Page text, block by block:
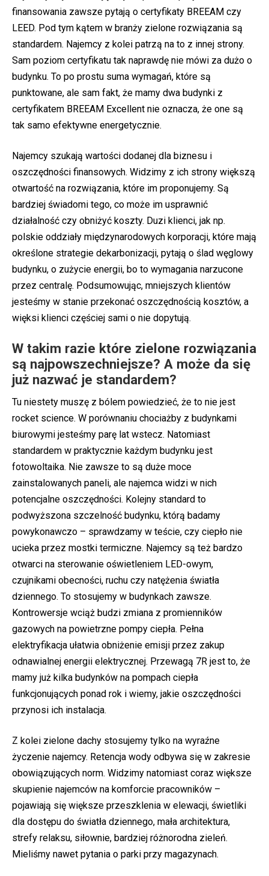
finansowania zawsze pytają o certyfikaty BREEAM czy
LEED. Pod tym kątem w branży zielone rozwiązania są
standardem. Najemcy z kolei patrzą na to z innej strony.
Sam poziom certyfikatu tak naprawdę nie mówi za dużo o
budynku. To po prostu suma wymagań, które są
punktowane, ale sam fakt, że mamy dwa budynki z
certyfikatem BREEAM Excellent nie oznacza, że one są
tak samo efektywne energetycznie.
Najemcy szukają wartości dodanej dla biznesu i
oszczędności finansowych. Widzimy z ich strony większą
otwartość na rozwiązania, które im proponujemy. Są
bardziej świadomi tego, co może im usprawnić
działalność czy obniżyć koszty. Duzi klienci, jak np.
polskie oddziały międzynarodowych korporacji, które mają
określone strategie dekarbonizacji, pytają o ślad węglowy
budynku, o zużycie energii, bo to wymagania narzucone
przez centralę. Podsumowując, mniejszych klientów
jesteśmy w stanie przekonać oszczędnością kosztów, a
więksi klienci częściej sami o nie dopytują.
W takim razie które zielone rozwiązania
są najpowszechniejsze? A może da się
już nazwać je standardem?
Tu niestety muszę z bólem powiedzieć, że to nie jest
rocket science. W porównaniu chociażby z budynkami
biurowymi jesteśmy parę lat wstecz. Natomiast
standardem w praktycznie każdym budynku jest
fotowoltaika. Nie zawsze to są duże moce
zainstalowanych paneli, ale najemca widzi w nich
potencjalne oszczędności. Kolejny standard to
podwyższona szczelność budynku, którą badamy
powykonawczo – sprawdzamy w teście, czy ciepło nie
ucieka przez mostki termiczne. Najemcy są też bardzo
otwarci na sterowanie oświetleniem LED-owym,
czujnikami obecności, ruchu czy natężenia światła
dziennego. To stosujemy w budynkach zawsze.
Kontrowersje wciąż budzi zmiana z promienników
gazowych na powietrzne pompy ciepła. Pełna
elektryfikacja ułatwia obniżenie emisji przez zakup
odnawialnej energii elektrycznej. Przewagą 7R jest to, że
mamy już kilka budynków na pompach ciepła
funkcjonujących ponad rok i wiemy, jakie oszczędności
przynosi ich instalacja.
Z kolei zielone dachy stosujemy tylko na wyraźne
życzenie najemcy. Retencja wody odbywa się w zakresie
obowiązujących norm. Widzimy natomiast coraz większe
skupienie najemców na komforcie pracowników –
pojawiają się większe przeszklenia w elewacji, świetliki
dla dostępu do światła dziennego, mała architektura,
strefy relaksu, siłownie, bardziej różnorodna zieleń.
Mieliśmy nawet pytania o parki przy magazynach.